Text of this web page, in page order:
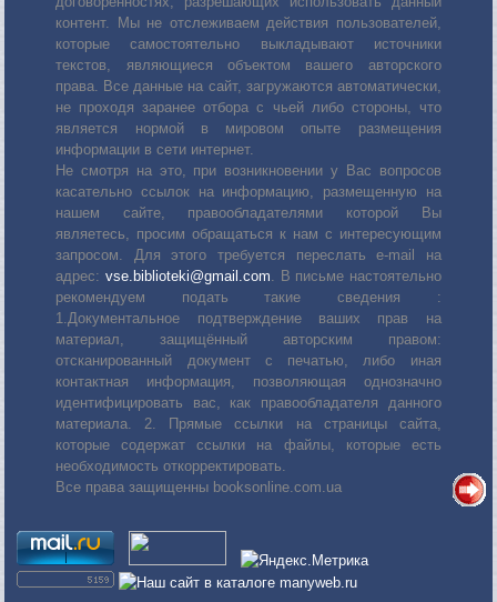
контент. Мы не отслеживаем действия пользователей,
которые самостоятельно выкладывают источники
текстов, являющиеся объектом вашего авторского
права. Все данные на сайт, загружаются автоматически,
не проходя заранее отбора с чьей либо стороны, что
является нормой в мировом опыте размещения
информации в сети интернет.
Не смотря на это, при возникновении у Вас вопросов
касательно ссылок на информацию, размещенную на
нашем сайте, правообладателями которой Вы
являетесь, просим обращаться к нам с интересующим
запросом. Для этого требуется переслать е-mail на
адрес: vse.biblioteki@gmail.com. В письме настоятельно
рекомендуем подать такие сведения :
1.Документальное подтверждение ваших прав на
материал, защищённый авторским правом:
отсканированный документ с печатью, либо иная
контактная информация, позволяющая однозначно
идентифицировать вас, как правообладателя данного
материала. 2. Прямые ссылки на страницы сайта,
которые содержат ссылки на файлы, которые есть
необходимость откорректировать.
Все права защищенны booksonline.com.ua